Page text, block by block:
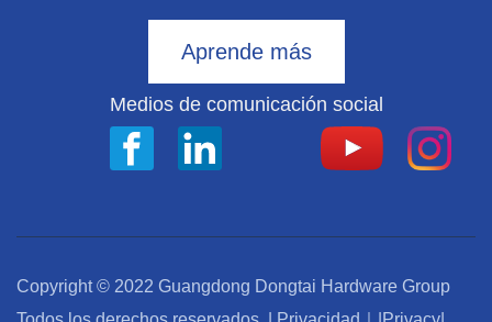
Aprende más
Medios de comunicación social
Copyright © 2022 Guangdong Dongtai Hardware Group